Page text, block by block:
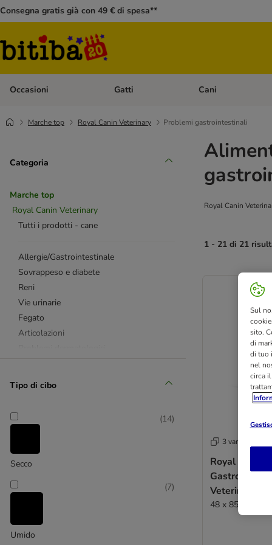
Consegna gratis già con 49 € di spesa**
Occasioni Apri Menù Categoria: Occasioni
Gatti Apri Menù Categoria:
Cani
Marche top Royal Canin Veterinary Problemi gastrointestinali
Categoria
Marche top
Royal Canin Veterinary
Tutti i prodotti - cane
Allergie/Gastrointestinale
Sovrappeso e diabete
Reni
Vie urinarie
Fegato
Articolazioni
Recupero e reidratazione
Tutti i prodotti - gatto
Reni
Gatti sterilizzati
Tipo di cibo
Secco
(14)
Umido
(7)
Royal Canin
1 - 21 di 21
3 varianti
Royal Canin
Veterinary
48 x 85 g
Sul
sito.
di
di tuo
nel
circa